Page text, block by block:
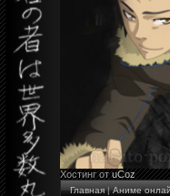
Хостинг отuCoz
Главная|Аниме